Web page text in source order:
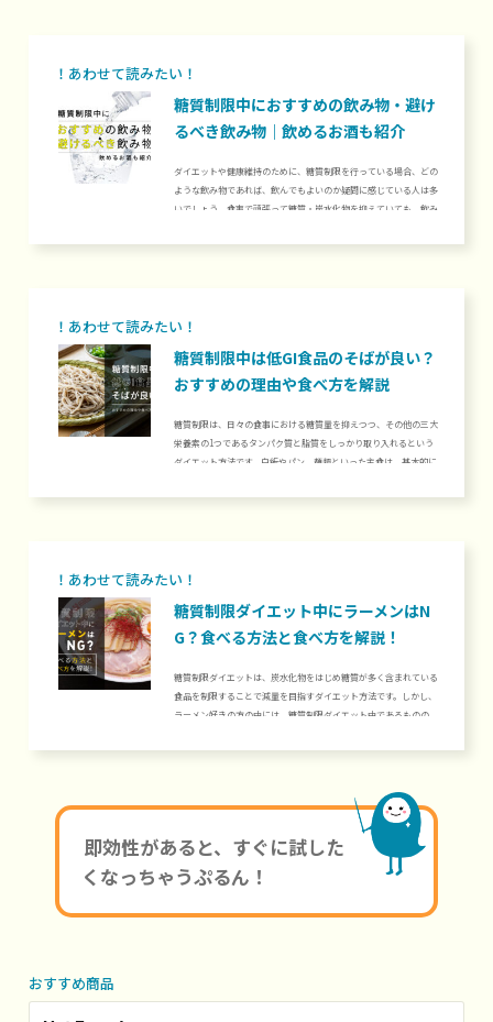
糖質制限中におすすめの飲み物・避け
るべき飲み物｜飲めるお酒も紹介
ダイエットや健康維持のために、糖質制限を行っている場合、どの
ような飲み物であれば、飲んでもよいのか疑問に感じている人は多
いでしょう。食事で頑張って糖質・炭水化物を抑えていても、飲み
記事では、糖質制限中におすすめの飲み物と避けるべき飲み物につ
物の糖質は水分に...
糖質制限中は低GI食品のそばが良い？
おすすめの理由や食べ方を解説
糖質制限は、日々の食事における糖質量を抑えつつ、その他の三大
栄養素の1つであるタンパク質と脂質をしっかり取り入れるという
ダイエット方法です。白飯やパン、麺類といった主食は、基本的に
る「そば」はむしろ糖質制限中におすすめと言われています。そこ
1. 糖質制限中にそば...
糖質制限ダイエット中にラーメンはN
G？食べる方法と食べ方を解説！
糖質制限ダイエットは、炭水化物をはじめ糖質が多く含まれている
食品を制限することで減量を目指すダイエット方法です。しかし、
ラーメン好きの方の中には、糖質制限ダイエット中であるものの、
か。ラーメンの麺には多くの糖質が含まれていますが、工夫するこ
イエット中のラーメンの食べ方について解説します。1. 糖質制限
即効性があると、すぐに試した
くなっちゃうぷるん！